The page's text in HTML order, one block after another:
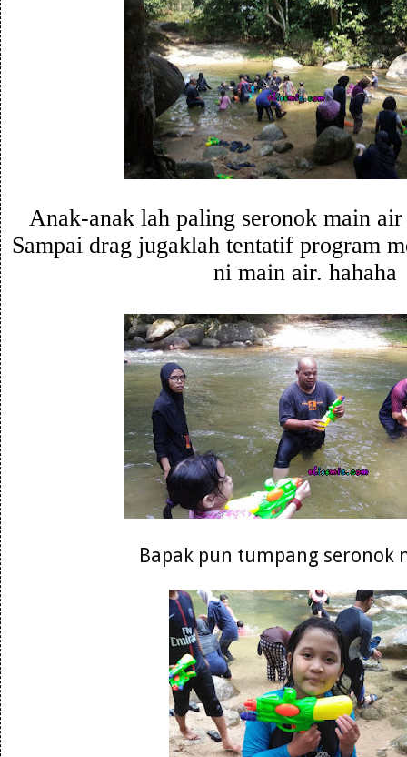
Anak-anak lah paling seronok main
Sampai drag jugaklah tentatif program
ni main air. hahaha
Bapak pun tumpang seronok